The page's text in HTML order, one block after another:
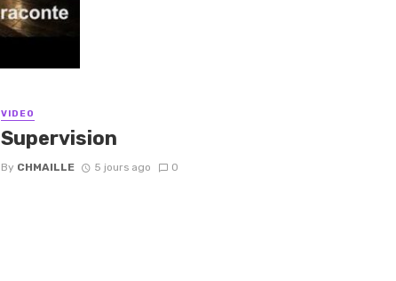
VIDEO
Supervision
By CHMAILLE 5 jours ago 0